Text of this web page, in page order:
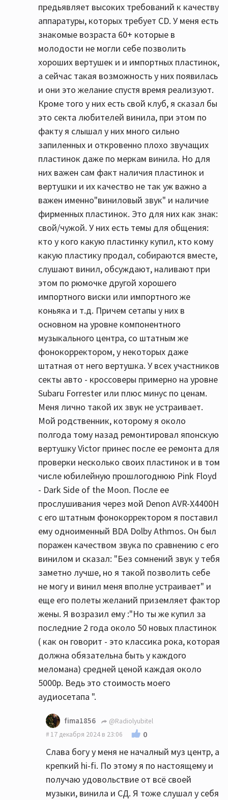
предьявляет высоких требований к качеству
аппаратуры, которых требует CD. У меня есть
знакомые возраста 60+ которые в
молодости не могли себе позволить
хороших вертушек и и импортных пластинок,
а сейчас такая возможность у них появилась
и они это желание спустя время реализуют.
Кроме того у них есть свой клуб, я сказал бы
это секта любителей винила, при этом по
факту я слышал у них много сильно
запиленных и откровенно плохо звучащих
пластинок даже по меркам винила. Но для
них важен сам факт наличия пластинок и
вертушки и их качество не так уж важно а
важен именно"виниловый звук" и наличие
фирменных пластинок. Это для них как знак:
свой/чужой. У них есть темы для общения:
кто у кого какую пластинку купил, кто кому
какую пластику продал, собираются вместе,
слушают винил, обсуждают, наливают при
этом по рюмочке другой хорошего
импортного виски или импортного же
коньяка и т.д. Причем сетапы у них в
основном на уровне компонентного
музыкального центра, со штатным же
фонокорректором, у некоторых даже
штатная от него вертушка. У всех участников
секты авто - кроссоверы примерно на уровне
Subaru Forrester или плюс минус по ценам.
Меня лично такой их звук не устраивает.
Мой родственник, которому я около
полгода тому назад ремонтировал японскую
вертушку Victor принес после ее ремонта для
проверки несколько своих пластинок и в том
числе юбилейную прошлогоднюю Pink Floyd
- Dark Side of the Moon. После ее
прослушивания через мой Denon AVR-X4400H
с его штатным фонокорректором я поставил
ему одноименный BDA Dolby Athmos. Он был
поражен качеством звука по сравнению с его
винилом и сказал: "Без сомнений звук у тебя
заметно лучше, но я такой позволить себе
не могу и винил меня вполне устраивает" и
еще его полеты желаний приземляет фактор
жены. Я возразил ему :"Но ты же купил за
последние 2 года около 50 новых пластинок
( как он говорит - это классика рока, которая
должна обязательна быть у каждого
меломана) средней ценой каждая около
5000р. Ведь это стоимость моего
аудиосетапа ".
fima1856
@Radiolyubitel
17 декабря 2024 в 23:06
0
Слава богу у меня не началный муз центр, а
крепкий hi-fi. По этому я по настоящему и
получаю удовольствие от всё своей
музыки, винила и СД. Я тоже слушал у себя